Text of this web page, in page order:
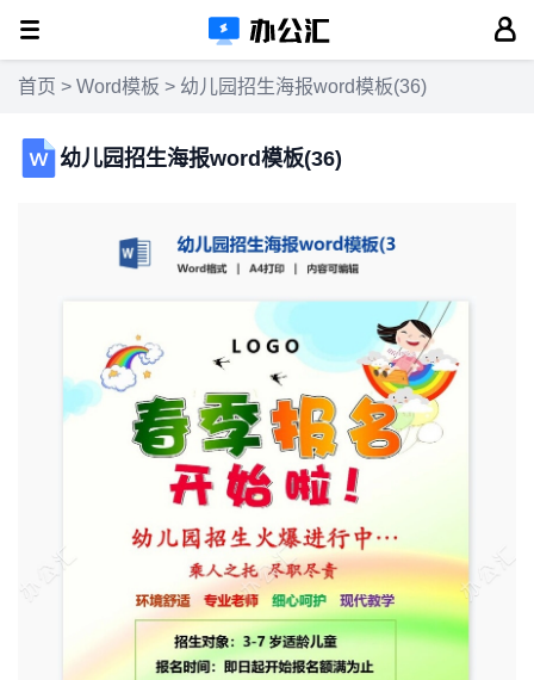
首页 > Word模板 > 幼儿园招生海报word模板(36)
幼儿园招生海报word模板(36)